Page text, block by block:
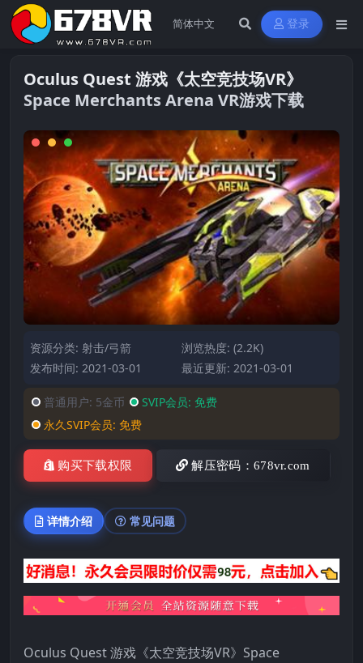
登录
Oculus Quest 游戏《太空竞技场VR》
Space Merchants Arena VR游戏下载
资源分类: 射击/弓箭
浏览热度: (2.2K)
发布时间: 2021-03-01
最近更新: 2021-03-01
普通用户: 5金币 SVIP会员: 免费
永久SVIP会员: 免费
购买下载权限 解压密码：678vr.com
详情介绍 常见问题
Oculus Quest 游戏《太空竞技场VR》Space